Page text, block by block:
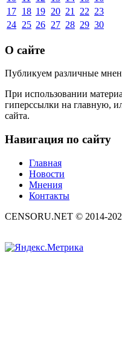
17 18 19 20 21 22 23
24 25 26 27 28 29 30
О сайте
Публикуем различные
При использовании
гиперссылки на главную,
сайта.
Навигация по сайту
Главная
Новости
Мнения
Контакты
CENSORU.NET © 2014-